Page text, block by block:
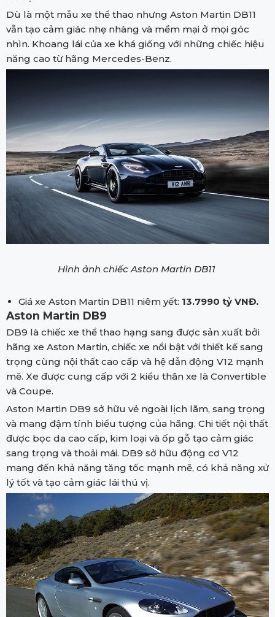
Dù là một mẫu xe thể thao nhưng Aston Martin DB11
vẫn tạo cảm giác nhẹ nhàng và mềm mại ở mọi góc
nhìn. Khoang lái của xe khá giống với những chiếc hiệu
năng cao từ hãng Mercedes-Benz.
Hình ảnh chiếc Aston Martin DB11
Giá xe Aston Martin DB11 niêm yết: 13.7990 tỷ VNĐ.
Aston Martin DB9
DB9 là chiếc xe thể thao hạng sang được sản xuất bởi
hãng xe Aston Martin, chiếc xe nổi bật với thiết kế sang
trọng cùng nội thất cao cấp và hệ dẫn động V12 mạnh
mẽ. Xe được cung cấp với 2 kiểu thân xe là Convertible
và Coupe.
Aston Martin DB9 sở hữu vẻ ngoài lịch lãm, sang trọng
và mang đậm tính biểu tượng của hãng. Chi tiết nội thất
được bọc da cao cấp, kim loại và ốp gỗ tạo cảm giác
sang trọng và thoải mái. DB9 sở hữu động cơ V12
mang đến khả năng tăng tốc mạnh mẽ, có khả năng xử
lý tốt và tạo cảm giác lái thú vị.